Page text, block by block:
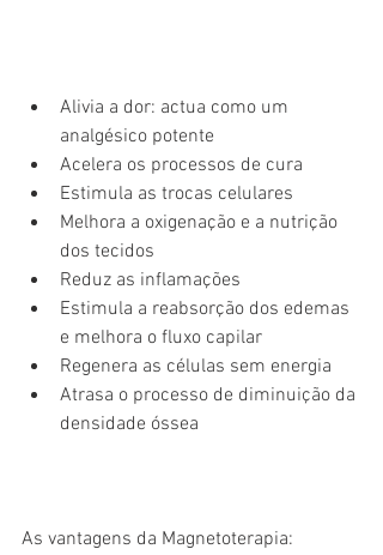
Alivia a dor: actua como um
analgésico potente
Acelera os processos de cura
Estimula as trocas celulares
Melhora a oxigenação e a nutrição
dos tecidos
Reduz as inflamações
Estimula a reabsorção dos edemas
e melhora o fluxo capilar
Regenera as células sem energia
Atrasa o processo de diminuição da
densidade óssea
As vantagens da Magnetoterapia: